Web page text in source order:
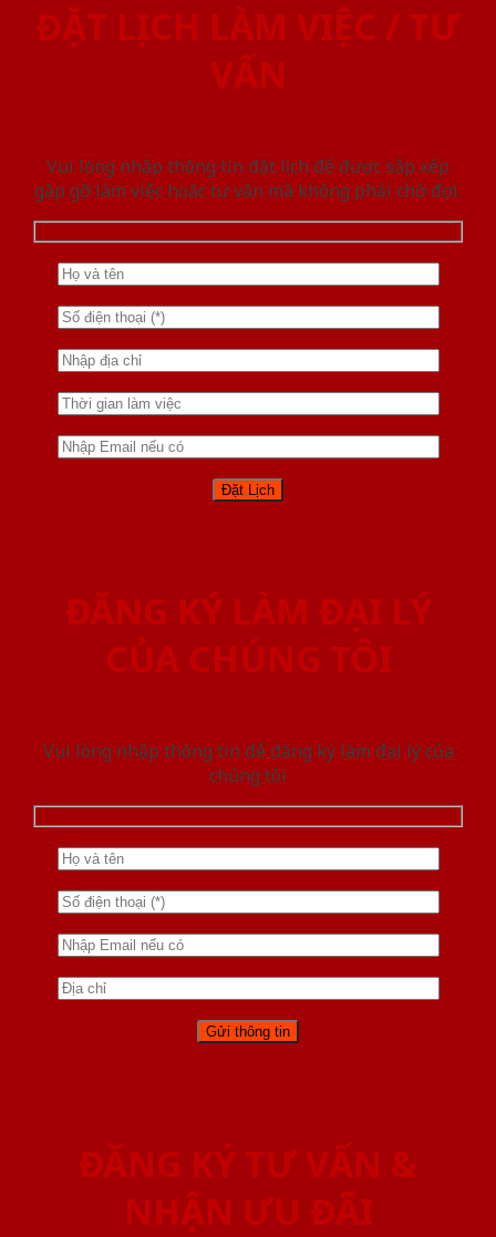
ĐẶT LỊCH LÀM VIỆC / TƯ
VẤN
Vui lòng nhập thông tin đặt lịch để được sắp xếp
gặp gỡ làm việc hoăc tư vấn mà không phải chờ đợi.
ĐĂNG KÝ LÀM ĐẠI LÝ
CỦA CHÚNG TÔI
Vui lòng nhập thông tin để đăng ký làm đại lý của
chúng tôi
ĐĂNG KÝ TƯ VẤN &
NHẬN ƯU ĐÃI